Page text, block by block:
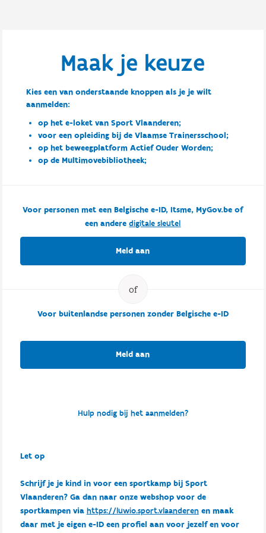
Maak je keuze
Kies een van onderstaande knoppen als je je wilt
aanmelden:
op het e-loket van Sport Vlaanderen;
voor een opleiding bij de Vlaamse Trainersschool;
op het beweegplatform Actief Ouder Worden;
op de Multimovebibliotheek;
Voor personen met een Belgische e-ID, Itsme, MyGov.be of
een anderedigitale sleutel
Meld aan
Voor buitenlandse personen zonder Belgische e-ID
Meld aan
Hulp nodig bij het aanmelden?
Let op
Schrijf je je kind in voor een sportkamp bij Sport
Vlaanderen? Ga dan naar onze webshop voor de
sportkampen via https://luwio.sport.vlaanderenen maak
daar met je eigen e-ID een profiel aan voor jezelf en voor